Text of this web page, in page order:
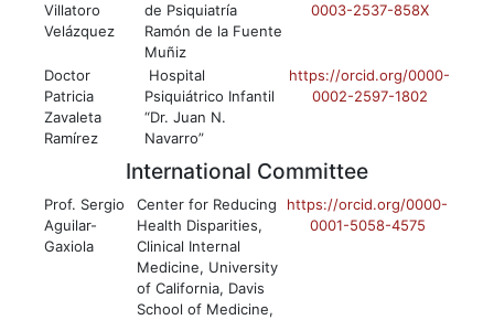
Villatoro
Velázquez
de Psiquiatría
Ramón de la Fuente
Muñiz
0003-2537-858X
Doctor
Patricia
Zavaleta
Ramírez
Hospital
Psiquiátrico Infantil
“Dr. Juan N.
Navarro”
https://orcid.org/0000-
0002-2597-1802
International Committee
Prof. Sergio
Aguilar-
Gaxiola
Center for Reducing
Health Disparities,
Clinical Internal
Medicine, University
of California, Davis
School of Medicine,
https://orcid.org/0000-
0001-5058-4575